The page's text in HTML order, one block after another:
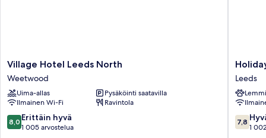
Village
Hotel
Leeds
North
Weetwood
Village Hotel Leeds North
Weetwood
Uima-allas
Pysäköinti saatavilla
Ilmainen Wi-Fi
Ravintola
8.0
kautta
8,0 Erittäin hyvä
1 005 arvostelua
Holiday
Inn
Leeds
Garforth
by
IHG
Leeds
Leeds
7.8
kautta
7,8
1